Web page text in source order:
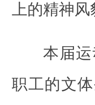
上的精神
本届
职工的文